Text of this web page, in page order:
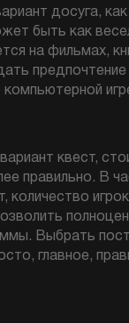
досуга,
быть как
на фильмах,
квест,
правильно. В
количество
Выбрать
главное,